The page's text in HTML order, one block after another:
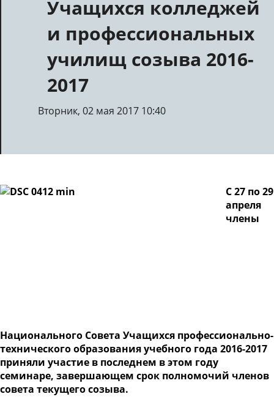
Учащихся колледжей
и профессиональных
училищ созыва 2016-
2017
Вторник, 02 мая 2017 10:40
С 27 по 29
апреля
члены
Национального Совета Учащихся профессионально-
технического образования учебного года 2016-2017
приняли участие в последнем в этом году
семинаре, завершающем срок полномочий членов
совета текущего созыва.